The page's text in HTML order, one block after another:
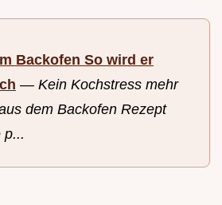
Backofen So wird er
— Kein Kochstress mehr
dem Backofen Rezept
p...